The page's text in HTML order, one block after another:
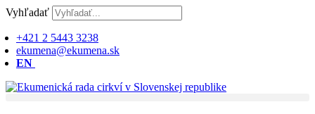
Preskočiť
obsah
Vyhľadať
+421 2 5443 3238
ekumena@ekumena.sk
EN